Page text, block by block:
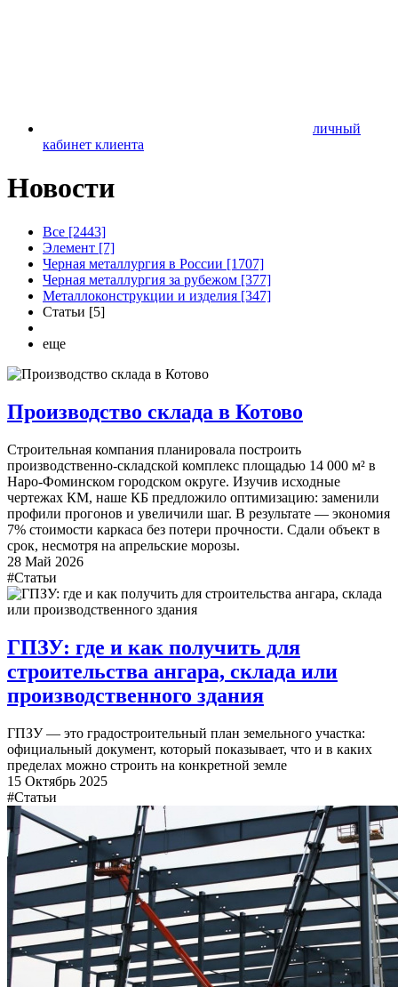
личный
кабинет клиента
Новости
Все [2443]
Элемент [7]
Черная металлургия в России [1707]
Черная металлургия за рубежом [377]
Металлоконструкции и изделия [347]
Статьи [5]
еще
Производство склада в Котово
Строительная компания планировала построить
производственно-складской комплекс площадью 14 000 м² в
Наро-Фоминском городском округе. Изучив исходные
чертежах КМ, наше КБ предложило оптимизацию: заменили
профили прогонов и увеличили шаг. В результате — экономия
7% стоимости каркаса без потери прочности. Сдали объект в
срок, несмотря на апрельские морозы.
28 Май 2026
#Статьи
ГПЗУ: где и как получить для
строительства ангара, склада или
производственного здания
ГПЗУ — это градостроительный план земельного участка:
официальный документ, который показывает, что и в каких
пределах можно строить на конкретной земле
15 Октябрь 2025
#Статьи